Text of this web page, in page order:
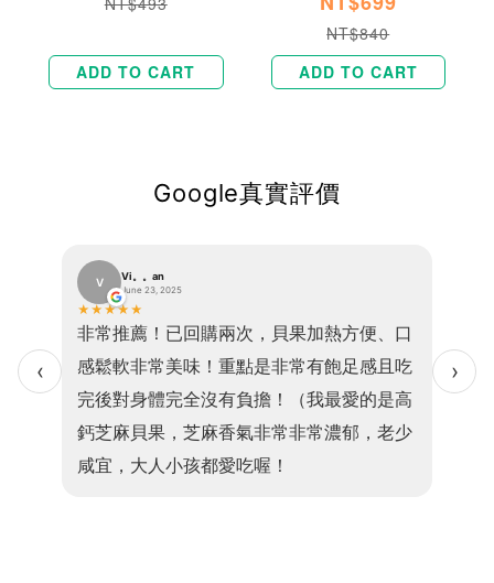
ADD TO CART
NT$840
ADD TO CART
Google真實評價
‹
這次
V Vi。。an
June 23, 2025
★ ★ ★★ ★
非常推薦！已回購兩次，貝果加熱方便、口
感鬆軟非常美味！重點是非常有飽足感且吃
完後對身體完全沒有負擔！（我最愛的是高
鈣芝麻貝果，芝麻香氣非常非常濃郁，老少
咸宜，大人小孩都愛吃喔！
咖啡
啡新
›